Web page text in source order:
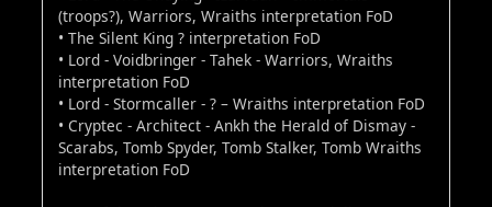
(troops?), Warriors, Wraiths interpretation FoD
• The Silent King ? interpretation FoD
• Lord - Voidbringer - Tahek - Warriors, Wraiths
interpretation FoD
• Lord - Stormcaller - ? – Wraiths interpretation FoD
• Cryptec - Architect - Ankh the Herald of Dismay -
Scarabs, Tomb Spyder, Tomb Stalker, Tomb Wraiths
interpretation FoD